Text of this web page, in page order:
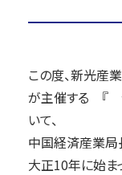
この度、新光産
が主催する 『
いて、
中国経済産業局
大正10年に始ま